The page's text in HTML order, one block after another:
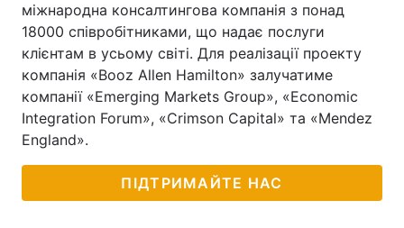
міжнародна консалтингова компанія з понад
18000 співробітниками, що надає послуги
клієнтам в усьому світі. Для реалізації проекту
компанія «Booz Allen Hamilton» залучатиме
компанії «Emerging Markets Group», «Economic
Integration Forum», «Crimson Capital» та «Mendez
England».
ПІДТРИМАЙТЕ НАС